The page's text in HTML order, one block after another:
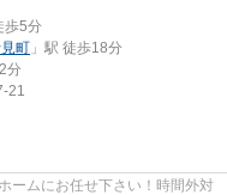
歩5分
町 」駅 徒歩18分
分
21
ムにお任せ下さい！時間外対